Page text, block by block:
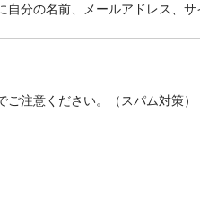
自分の名前、メールアドレス、
注意ください。（スパム対策）